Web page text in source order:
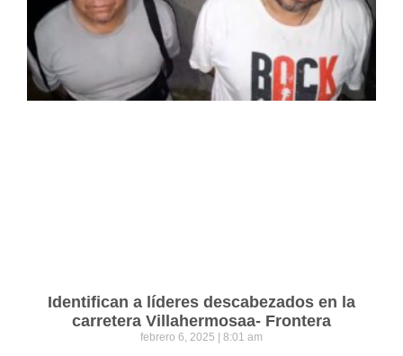
Identifican a líderes descabezados en la
carretera Villahermosaa- Frontera
febrero 6, 2025 8:01 am